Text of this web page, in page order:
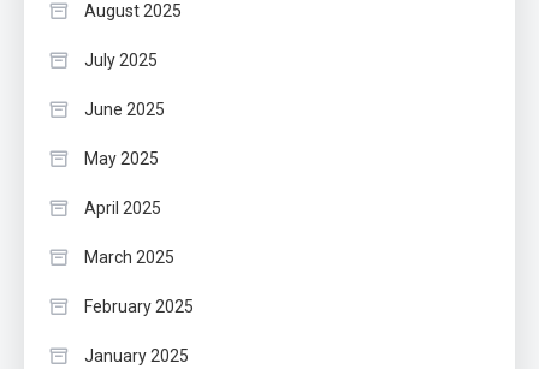
August 2025
July 2025
June 2025
May 2025
April 2025
March 2025
February 2025
January 2025